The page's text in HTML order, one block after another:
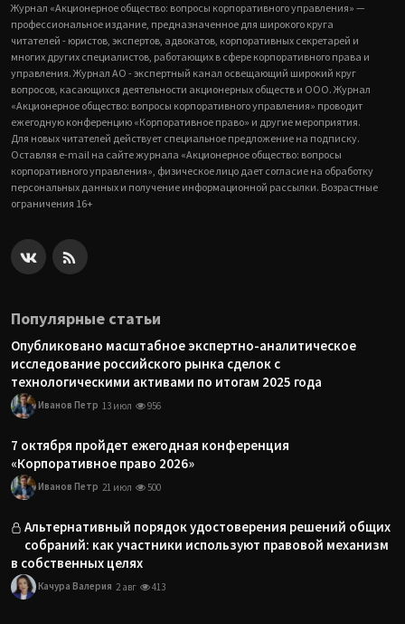
Журнал «Акционерное общество: вопросы корпоративного управления» —
профессиональное издание, предназначенное для широкого круга
читателей - юристов, экспертов, адвокатов, корпоративных секретарей и
многих других специалистов, работающих в сфере корпоративного права и
управления. Журнал АО - экспертный канал освещающий широкий круг
вопросов, касающихся деятельности акционерных обществ и ООО. Журнал
«Акционерное общество: вопросы корпоративного управления» проводит
ежегодную конференцию «Корпоративное право» и другие мероприятия.
Для новых читателей действует специальное предложение на подписку.
Оставляя e-mail на сайте журнала «Акционерное общество: вопросы
корпоративного управления», физическое лицо дает согласие на обработку
персональных данных и получение информационной рассылки. Возрастные
ограничения 16+
Популярные статьи
Опубликовано масштабное экспертно-аналитическое
исследование российского рынка сделок с
технологическими активами по итогам 2025 года
Иванов Петр 13 июл 956
7 октября пройдет ежегодная конференция
«Корпоративное право 2026»
Иванов Петр 21 июл 500
Альтернативный порядок удостоверения решений общих
собраний: как участники используют правовой механизм
в собственных целях
Качура Валерия 2 авг 413